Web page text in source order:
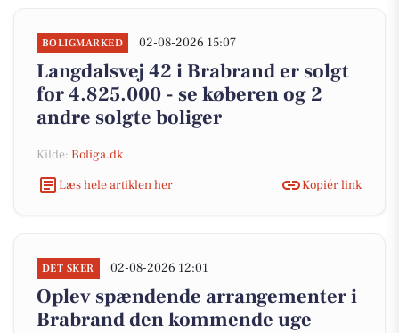
BOLIGMARKED 02-08-2026 15:07
Langdalsvej 42 i Brabrand er solgt
for 4.825.000 - se køberen og 2
andre solgte boliger
Kilde: Boliga.dk
Læs hele artiklen her
Kopiér link
DET SKER 02-08-2026 12:01
Oplev spændende arrangementer i
Brabrand den kommende uge